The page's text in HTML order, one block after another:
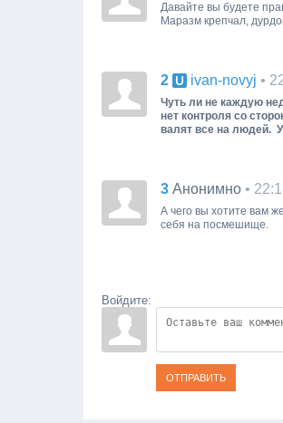
Давайте вы будете
Маразм крепчал,
2 ivan-novyj •
Чуть ли не каждую
нет контроля со
валят все на людей.
3 Анонимно •
А чего вы хотите вам
себя на посмешище.
Войдите:
ОТПРАВИТЬ